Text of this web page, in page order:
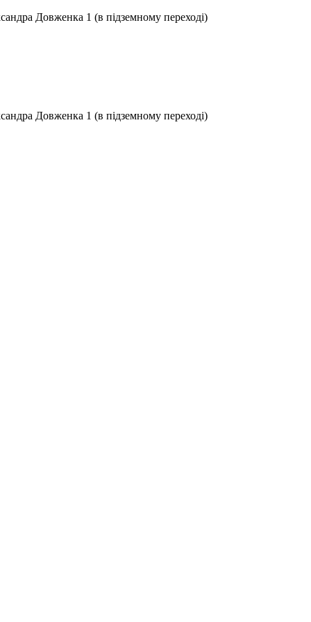
Довженка 1 (в підземному переході)
Довженка 1 (в підземному переході)